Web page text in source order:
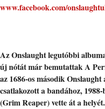
www.facebook.com/
Az Onslaught legutóbbi
új nótát már bemutattak A
az 1686-os második
csatlakozott a bandához,
(Grim Reaper) vette át a helyét.